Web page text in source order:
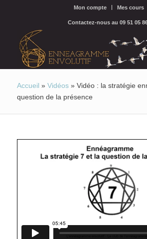
Mon compte Mes cours
Contactez-nous au 09 51 05
Accueil » Vidéos» Vidéo : la stratégie
question de la présence